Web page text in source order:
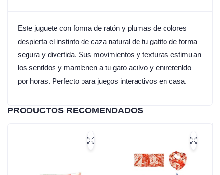
Este juguete con forma de ratón y plumas de colores
despierta el instinto de caza natural de tu gatito de forma
segura y divertida. Sus movimientos y texturas estimulan
los sentidos y mantienen a tu gato activo y entretenido
por horas. Perfecto para juegos interactivos en casa.
PRODUCTOS RECOMENDADOS